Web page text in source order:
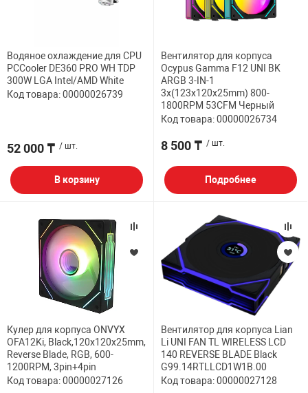
Водяное охлаждение для CPU
PCCooler DE360 PRO WH TDP
300W LGA Intel/AMD White
Код товара: 00000026739
52 000 ₸ / шт.
В корзину
Вентилятор для корпуса
Ocypus Gamma F12 UNI BK
ARGB 3-IN-1
3x(123x120x25mm) 800-
1800RPM 53CFM Черный
Код товара: 00000026734
8 500 ₸ / шт.
Подробнее
Кулер для корпуса ONVYX
OFA12Ki, Black,120x120x25mm,
Reverse Blade, RGB, 600-
1200RPM, 3pin+4pin
Код товара: 00000027126
Вентилятор для корпуса Lian
Li UNI FAN TL WIRELESS LCD
140 REVERSE BLADE Black
G99.14RTLLCD1W1B.00
Код товара: 00000027128